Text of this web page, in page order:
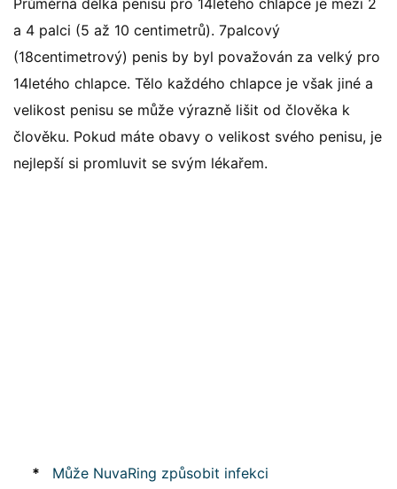
Průměrná délka penisu pro 14letého chlapce je mezi 2
a 4 palci (5 až 10 centimetrů). 7palcový
(18centimetrový) penis by byl považován za velký pro
14letého chlapce. Tělo každého chlapce je však jiné a
velikost penisu se může výrazně lišit od člověka k
člověku. Pokud máte obavy o velikost svého penisu, je
nejlepší si promluvit se svým lékařem.
*
Může NuvaRing způsobit infekci